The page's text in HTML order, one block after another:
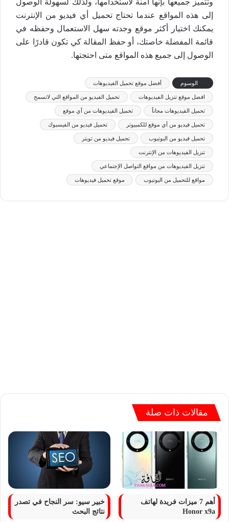
إلى هذه المواقع عندما تحتاج تحميل أي فيديو من الإنترنت
يمكنك اختيار أكثر موقع وجدته سهل الاستعمال وحفظه في
قائمة المفضلة خاصتك، أو حفظ المقالة كي تكون قادرًا على
الوصول إلى جميع هذه المواقع متى احتجتها.
الوسوم أفضل موقع تحميل الفيديوهات
افضل موقع تنزيل الفيديوهات تحميل الفيديو من المواقع التي لاتسمح
تحميل الفيديوهات مجاناً تحميل الفيديوهات من أي موقع
تحميل فيديو من أي موقع للكمبيوتر تحميل فيديو من الفيسبوك
تحميل فيديو من اليوتيوب تحميل فيديو من تويتر
تنزيل الفيديوهات من الإنترنت
تنزيل الفيديوهات من مواقع التواصل الإجتماعي
مواقع للتحميل من اليوتيوب موقع تحميل فيديوهات
مقالات ذات صلة
أهم 7 ميزات فريدة لهاتف
Honor x9a
خبير سيو: سر النجاح في تصدر
نتائج البحث